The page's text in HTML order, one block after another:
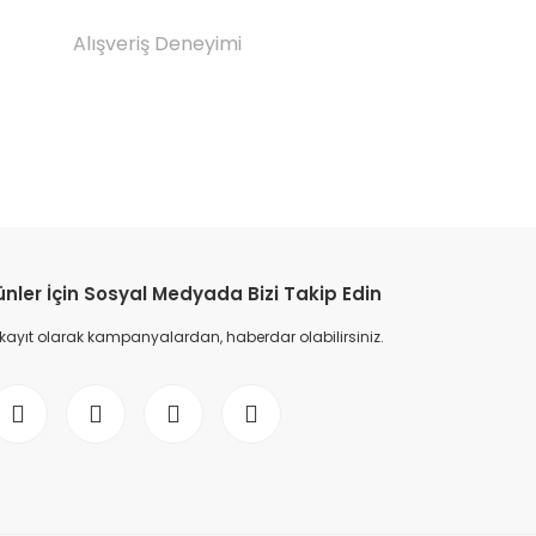
Alışveriş Deneyimi
İçin Sosyal Medyada Bizi Takip Edin
olarak kampanyalardan, haberdar olabilirsiniz.